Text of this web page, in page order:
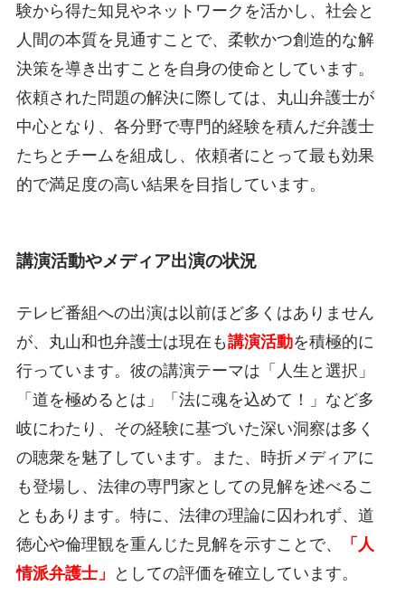
験から得た知見やネットワークを活かし、社会と
人間の本質を見通すことで、柔軟かつ創造的な解
決策を導き出すことを自身の使命としています。
依頼された問題の解決に際しては、丸山弁護士が
中心となり、各分野で専門的経験を積んだ弁護士
たちとチームを組成し、依頼者にとって最も効果
的で満足度の高い結果を目指しています。
講演活動やメディア出演の状況
テレビ番組への出演は以前ほど多くはありません
が、丸山和也弁護士は現在も講演活動を積極的に
行っています。彼の講演テーマは「人生と選択」
「道を極めるとは」「法に魂を込めて！」など多
岐にわたり、その経験に基づいた深い洞察は多く
の聴衆を魅了しています。また、時折メディアに
も登場し、法律の専門家としての見解を述べるこ
ともあります。特に、法律の理論に囚われず、道
徳心や倫理観を重んじた見解を示すことで、
「人
情派弁護士」
としての評価を確立しています。